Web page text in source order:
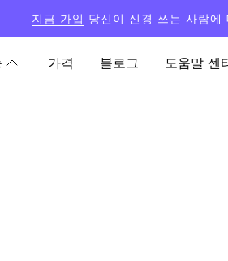
지금 가입 당신이 신경 쓰는 사람에
가격 블로그 도움말 센